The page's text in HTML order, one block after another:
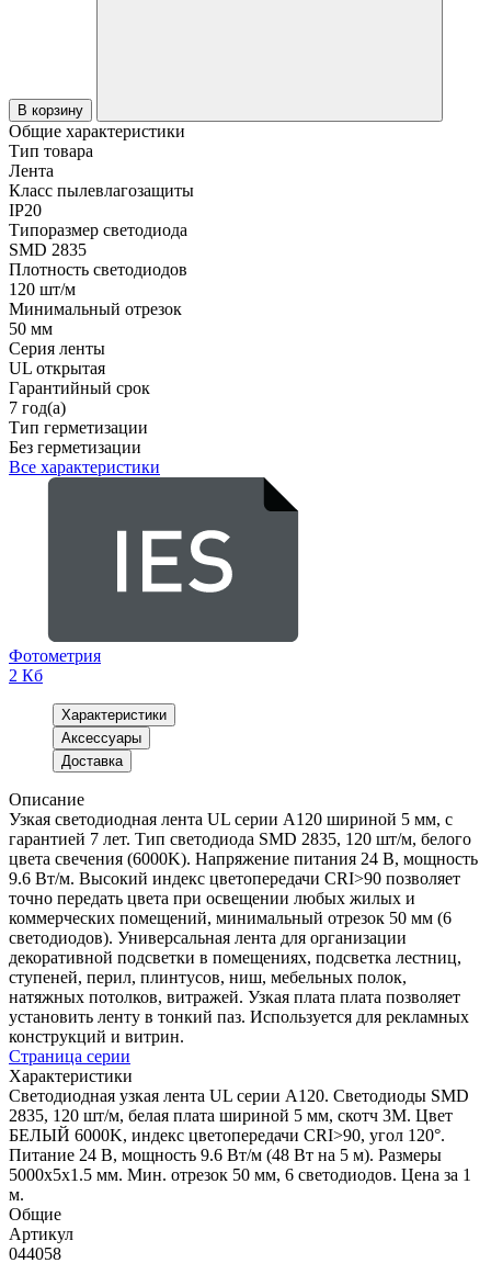
В корзину
Общие характеристики
Тип товара
Лента
Класс пылевлагозащиты
IP20
Типоразмер светодиода
SMD 2835
Плотность светодиодов
120 шт/м
Минимальный отрезок
50 мм
Серия ленты
UL открытая
Гарантийный срок
7 год(а)
Тип герметизации
Без герметизации
Все характеристики
Фотометрия
2 Кб
Характеристики
Аксессуары
Доставка
Описание
Узкая светодиодная лента UL серии A120 шириной 5 мм, с
гарантией 7 лет. Тип светодиода SMD 2835, 120 шт/м, белого
цвета свечения (6000K). Напряжение питания 24 В, мощность
9.6 Вт/м. Высокий индекс цветопередачи CRI>90 позволяет
точно передать цвета при освещении любых жилых и
коммерческих помещений, минимальный отрезок 50 мм (6
светодиодов). Универсальная лента для организации
декоративной подсветки в помещениях, подсветка лестниц,
ступеней, перил, плинтусов, ниш, мебельных полок,
натяжных потолков, витражей. Узкая плата плата позволяет
установить ленту в тонкий паз. Используется для рекламных
конструкций и витрин.
Страница серии
Характеристики
Светодиодная узкая лента UL серии A120. Светодиоды SMD
2835, 120 шт/м, белая плата шириной 5 мм, скотч 3M. Цвет
БЕЛЫЙ 6000K, индекс цветопередачи CRI>90, угол 120°.
Питание 24 В, мощность 9.6 Вт/м (48 Вт на 5 м). Размеры
5000x5x1.5 мм. Мин. отрезок 50 мм, 6 светодиодов. Цена за 1
м.
Общие
Артикул
044058